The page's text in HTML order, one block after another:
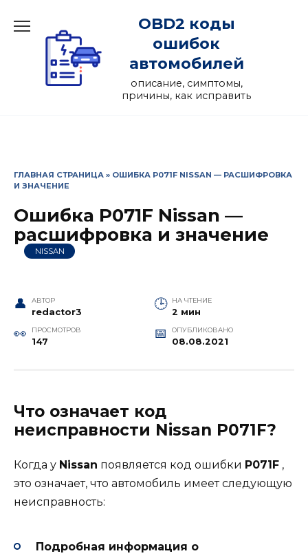
содержанию
OBD2 коды
ошибок
автомобилей
описание, симптомы,
причины, как исправить
ГЛАВНАЯ СТРАНИЦА » ОШИБКА P071F NISSAN — РАСШИФРОВКА
И ЗНАЧЕНИЕ
Ошибка P071F Nissan —
расшифровка и значение
NISSAN
АВТОР
redactor3
НА ЧТЕНИЕ
2 мин
ПРОСМОТРОВ
147
ОПУБЛИКОВАНО
08.08.2021
Что означает код
неисправности Nissan P071F?
Когда у Nissan появляется код ошибки P071F ,
это означает, что автомобиль имеет следующую
неисправность:
Подробная информация о